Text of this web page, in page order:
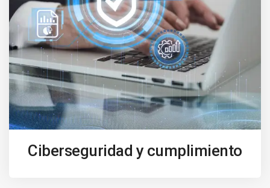
Ciberseguridad y cumplimiento